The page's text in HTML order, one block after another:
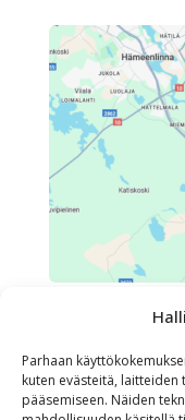
Parhaan
kuten evästeitä,
pääsemiseen. Näiden